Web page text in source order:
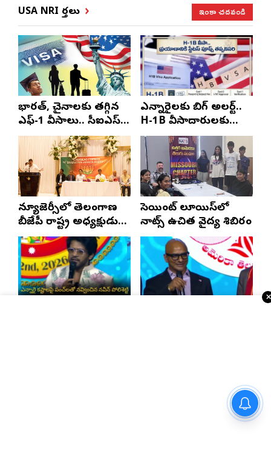
USA NRI వార్తలు ఇంకా చదవండి
భారత్, చైనాలకు తగ్గిన
ఎఫ్-1 వీసాలు.. సీఐఎస్
నివేదిక..!
ఎన్నారైలకు బిగ్ అలర్ట్..
H-1B వీసాదారులకు
ప్రయాణ సమయంలో
స్టేటస్ ప్రూఫ్స్ తప్పనిసరి..!
న్యూజెర్సీలో తెలంగాణ
బీజేపీ రాష్ట్ర అధ్యక్షుడు
ఎన్. రాంచందర్‌రావుకు
ఘన స్వాగతం
సెయింట్ లూయిస్‌లో
నాట్స్ ఉచిత వైద్య శిబిరం